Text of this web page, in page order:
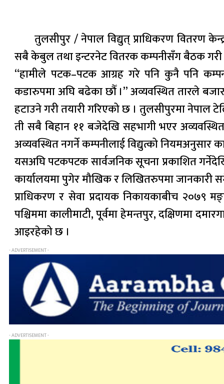
तुलसीपुर / नेपाल विद्युत् प्राधिकरण वितरण
सबै केबुल तथा इन्टरनेट वितरक कम्पनीसँग बैठक गरी
“हामीले पटक–पटक आग्रह गरे पनि कुनै पनि
कडारुपमा अघि बढेका छौँ ।” अव्यवस्थित तारले
हटाउने गरी तयारी गरिएको छ । तुलसीपुरमा नेपाल
ती सबै बिहान ११ बजेदेखि सहभागी भएर
अव्यवस्थित नगर्ने कम्पनीलाई विद्युत्को नियमअनुसार
यसअघि पटकपटक सार्वजनिक सूचना प्रकाशित
कार्यालयमा पुगेर मौखिक र लिखितरुपमा जानकारी
प्राधिकरण र सेवा प्रदायक निकायकाबीच २०७९
पश्चिममा कालीमाटी, पूर्वमा हेमन्तपुर, दक्षिणमा
आइरहेको छ ।
- ADVERTISEMENT -
- ADVERTISEMENT -